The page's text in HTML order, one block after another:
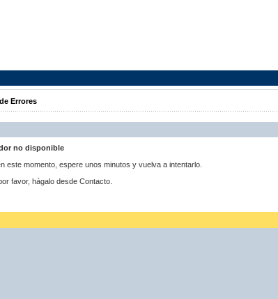
Errores
no disponible
este momento, espere unos minutos y vuelva a intentarlo.
favor, hágalo desde Contacto.